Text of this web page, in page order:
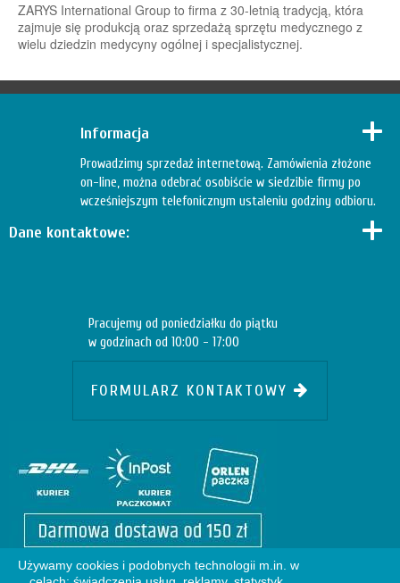
ZARYS International Group to firma z 30-letnią tradycją, która
zajmuje się produkcją oraz sprzedażą sprzętu medycznego z
wielu dziedzin medycyny ogólnej i specjalistycznej.
Informacja
Prowadzimy sprzedaż internetową. Zamówienia złożone
on-line, można odebrać osobiście w siedzibie firmy po
wcześniejszym telefonicznym ustaleniu godziny odbioru.
Dane kontaktowe:
Pracujemy od poniedziałku do piątku
w godzinach od 10:00 - 17:00
FORMULARZ KONTAKTOWY
Używamy cookies i podobnych technologii m.in. w